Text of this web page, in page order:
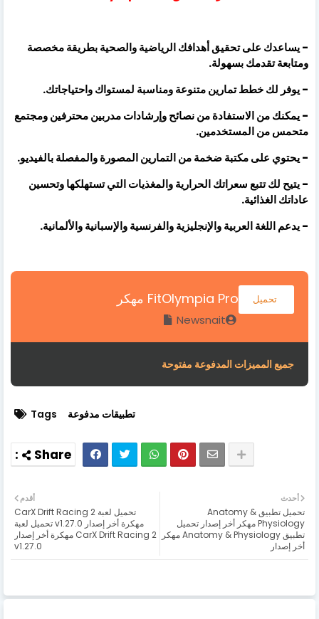
- يساعدك على تحقيق أهدافك الرياضية والصحية بطريقة مخصصة
ومتابعة تقدمك بسهولة.
- يوفر لك خطط تمارين متنوعة ومناسبة لمستواك واحتياجاتك.
- يمكنك من الاستفادة من نصائح وإرشادات مدربين محترفين ومجتمع
متحمس من المستخدمين.
- يحتوي على مكتبة ضخمة من التمارين المصورة والمفصلة بالفيديو.
- يتيح لك تتبع سعراتك الحرارية والمغذيات التي تستهلكها وتحسين
عاداتك الغذائية.
- يدعم اللغة العربية والإنجليزية والفرنسية والإسبانية والألمانية.
FitOlympia Pro مهكر تحميل
Newsnait
جميع المميزات المدفوعة مفتوحة
Tags تطبيقات مدفوعة
أحدث
تحميل تطبيق Anatomy &
Physiology مهكر أخر إصدار تحميل
تطبيق Anatomy & Physiology مهكر
أخر إصدار
أقدم
تحميل لعبة CarX Drift Racing 2
مهكرة أخر إصدار v1.27.0 تحميل لعبة
CarX Drift Racing 2 مهكرة أخر إصدار
v1.27.0